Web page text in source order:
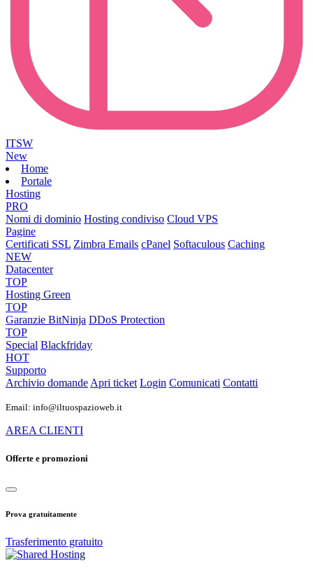
ITSW
New
Home
Portale
Hosting
PRO
Nomi di dominio Hosting condiviso Cloud VPS
Pagine
Certificati SSL Zimbra Emails cPanel Softaculous Caching
NEW
Datacenter
TOP
Hosting Green
TOP
Garanzie BitNinja DDoS Protection
TOP
Special Blackfriday
HOT
Supporto
Archivio domandeApri ticket Login Comunicati Contatti
Email: info@iltuospazioweb.it
AREA CLIENTI
Offerte e promozioni
Prova gratuitamente
Trasferimento gratuito